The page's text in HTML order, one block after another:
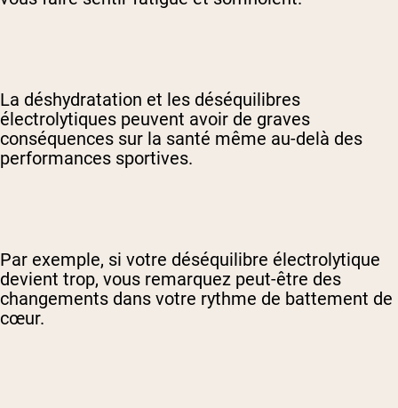
La déshydratation et les déséquilibres
électrolytiques peuvent avoir de graves
conséquences sur la santé même au-delà des
performances sportives.
Par exemple, si votre déséquilibre électrolytique
devient trop, vous remarquez peut-être des
changements dans votre rythme de battement de
cœur.